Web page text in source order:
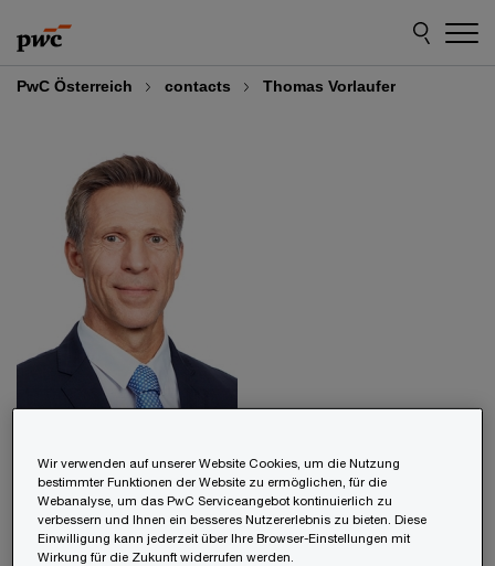
to
content
to
footer
PwC Österreich contacts Thomas Vorlaufer
Partner, PwC Austria
Wir verwenden auf unserer Website Cookies, um die Nutzung
bestimmter Funktionen der Website zu ermöglichen, für die
Webanalyse, um das PwC Serviceangebot kontinuierlich zu
verbessern und Ihnen ein besseres Nutzererlebnis zu bieten. Diese
Einwilligung kann jederzeit über Ihre Browser-Einstellungen mit
Wirkung für die Zukunft widerrufen werden.